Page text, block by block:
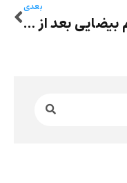
بعدی
بهرام بیضایی بعد از یک دهه تبعید: اگر این ۱۰ سال در کشورم بودم حاصلم چه بود؟